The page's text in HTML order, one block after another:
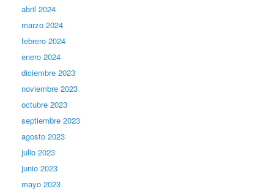
abril 2024
marzo 2024
febrero 2024
enero 2024
diciembre 2023
noviembre 2023
octubre 2023
septiembre 2023
agosto 2023
julio 2023
junio 2023
mayo 2023